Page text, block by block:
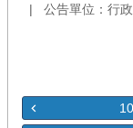
公告單位：行